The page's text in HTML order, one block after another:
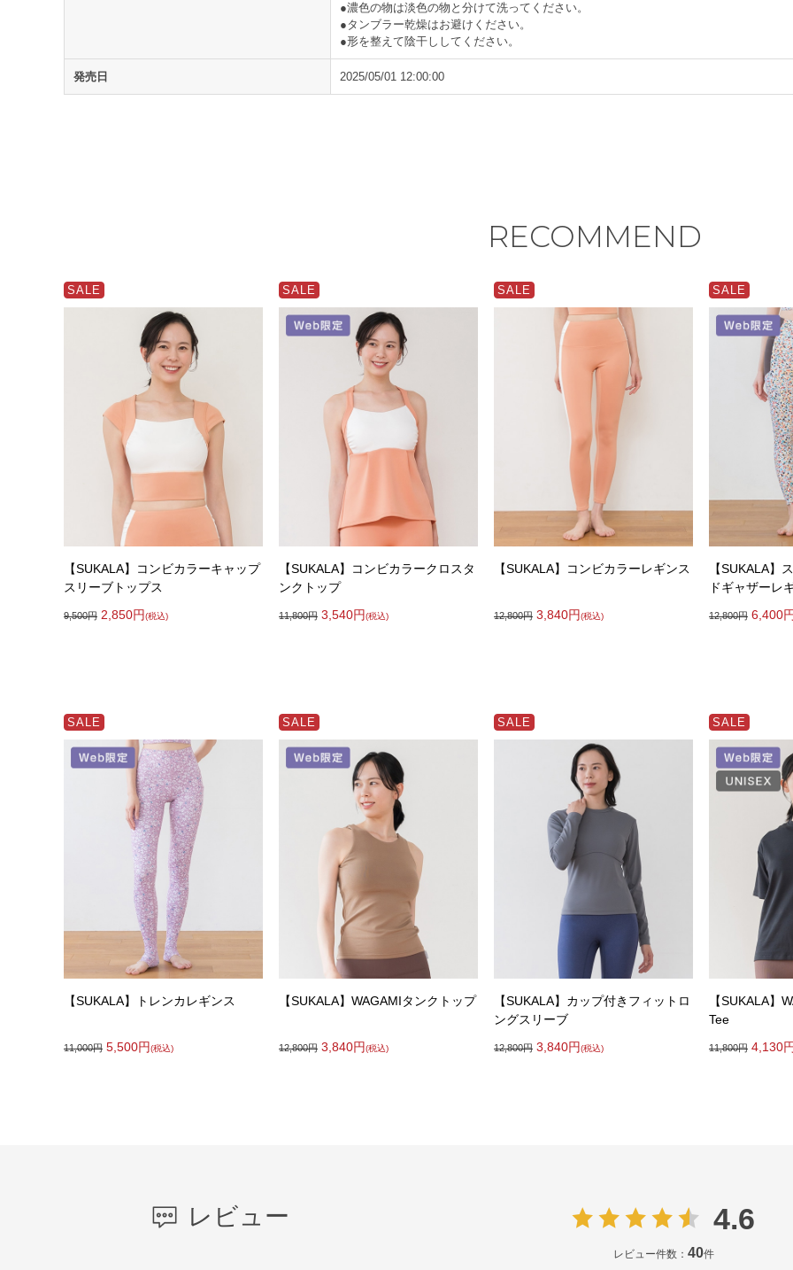
●濃色の物は淡色の物と分けて洗ってください。
●タンブラー乾燥はお避けください。
●形を整えて陰干ししてください。
発売日 2025/05/01 12:00:00
RECOMMEND
SALE
【SUKALA】コンビカラーキャップ
スリーブトップス
9,500円 2,850円(税込)
SALE
【SUKALA】コンビカラークロスタ
ンクトップ
11,800円 3,540円(税込)
SALE
【SUKALA】コンビカラーレギンス
12,800円 3,840円(税込)
SALE
【SUKALA】
ドギャザーレ
12,800円 6,400
SALE
【SUKALA】トレンカレギンス
11,000円 5,500円(税込)
SALE
【SUKALA】WAGAMIタンクトップ
12,800円 3,840円(税込)
SALE
【SUKALA】カップ付きフィットロ
ングスリーブ
12,800円 3,840円(税込)
SALE
【SUKALA】
Tee
11,800円 4,130
レビュー 4.6
レビュー件数： 40件